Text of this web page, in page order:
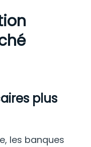
plus
les banques